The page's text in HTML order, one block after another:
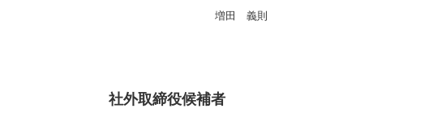
増田 義則
社外取締役候補者